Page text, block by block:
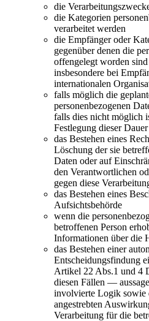
die
die Kategorien
verarbeitet werden
die Empfänger oder
gegenüber denen die
offengelegt worden
insbesondere bei
internationalen
falls möglich die
personenbezogenen
falls dies nicht möglich
Festlegung dieser Dauer
das Bestehen eines
Löschung der sie
Daten oder auf
den Verantwortlichen
gegen diese
das Bestehen eines
Aufsichtsbehörde
wenn die
betroffenen Person
Informationen über die
das Bestehen einer
Entscheidungsfindung
Artikel 22 Abs.1 und 4
diesen Fällen —
involvierte Logik sowie
angestrebten
Verarbeitung für die